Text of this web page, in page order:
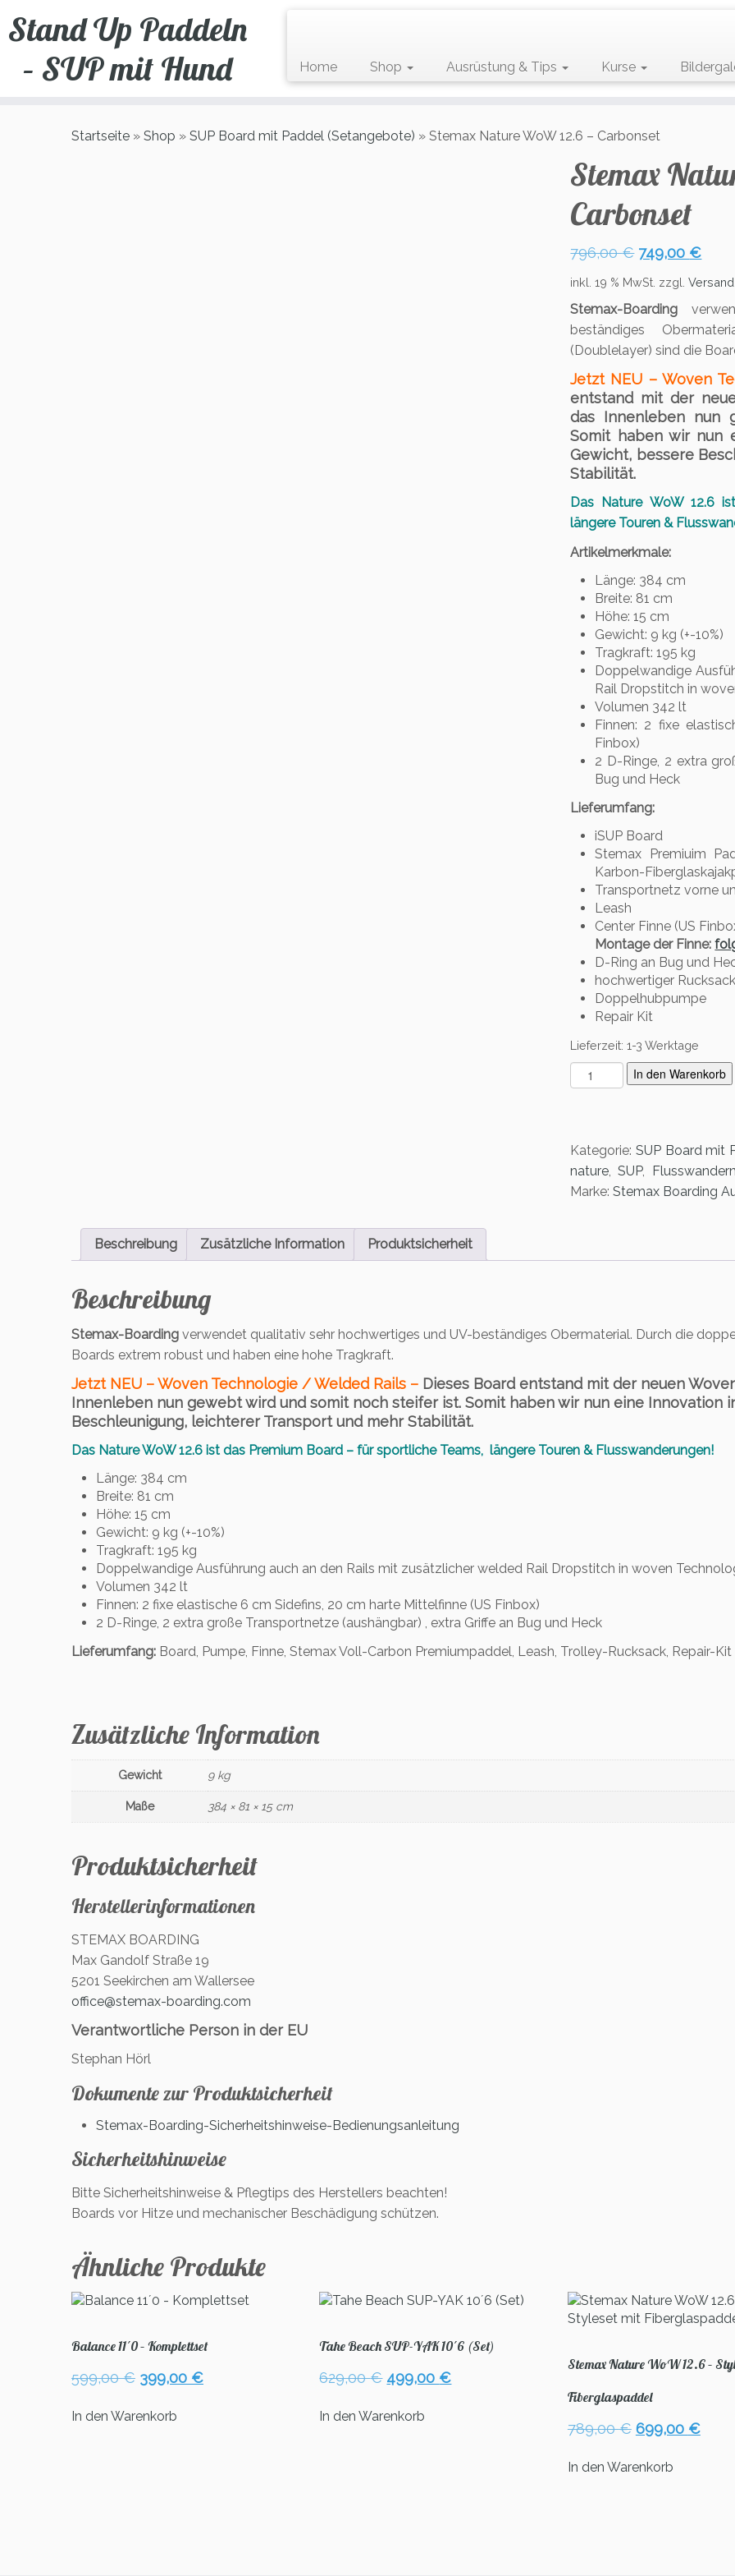
Inhalt
Stand Up Paddeln
– SUP mit Hund
Home Shop Ausrüstung & Tips Kurse
Startseite » Shop » SUP Board mit Paddel (Setangebote) » Stemax Nature WoW 12.6 – Carbonset
Stemax
Carbonset
796,00€
796,00 €
749,00 €
inkl. 19 % MwSt. zzgl.
Stemax-Boarding
beständiges
(Doublelayer) sind die
Jetzt NEU – Woven
entstand mit der
das Innenleben nun
Somit haben wir nun
Gewicht, bessere
Stabilität.
Das Nature WoW 12.6
längere Touren &
Artikelmerkmale:
Länge: 384 cm
Breite: 81 cm
Höhe: 15 cm
Gewicht: 9 kg (+-10%)
Tragkraft: 195 kg
Doppelwandige
Rail Dropstitch in
Volumen 342 lt
Finnen: 2 fixe
Finbox)
2 D-Ringe, 2 extra
Bug und Heck
Lieferumfang:
iSUP Board
Stemax Premiuim
Karbon-
Transportnetz vorne
Leash
Center Finne (US
Montage der Finne:
D-Ring an Bug und
hochwertiger
Doppelhubpumpe
Repair Kit
Lieferzeit:1-3 Werktage
t
a
N
a
1
6
-
r
M
g
e
In den Warenkorb
Kategorie:SUP Board mit
nature,SUP,
Marke:Stemax Boarding
Beschreibung Zusätzliche Information Produktsicherheit
Beschreibung
Stemax-Boarding verwendet qualitativ sehr hochwertiges und UV-beständiges Obermaterial. Durch die
Boards extrem robust und haben eine hohe Tragkraft.
Jetzt NEU – Woven Technologie / Welded Rails – Dieses Board entstand mit der neuen
Innenleben nun gewebt wird und somit noch steifer ist. Somit haben wir nun eine Innovation
Beschleunigung, leichterer Transport und mehr Stabilität.
Das Nature WoW 12.6 ist das Premium Board – für sportliche Teams, längere Touren & Flusswanderungen!
Länge: 384 cm
Breite: 81 cm
Höhe: 15 cm
Gewicht: 9 kg (+-10%)
Tragkraft: 195 kg
Doppelwandige Ausführung auch an den Rails mit zusätzlicher welded Rail Dropstitch in woven
Volumen 342 lt
Finnen: 2 fixe elastische 6 cm Sidefins, 20 cm harte Mittelfinne (US Finbox)
2 D-Ringe, 2 extra große Transportnetze (aushängbar) , extra Griffe an Bug und Heck
Lieferumfang: Board, Pumpe, Finne, Stemax Voll-Carbon Premiumpaddel, Leash, Trolley-Rucksack, Repair-Kit
Zusätzliche Information
Gewicht 9 kg
Maße 384 × 81 × 15 cm
Produktsicherheit
Herstellerinformationen
STEMAX BOARDING
Max Gandolf Straße 19
5201 Seekirchen am Wallersee
office@stemax-boarding.com
Verantwortliche Person in der EU
Stephan Hörl
Dokumente zur Produktsicherheit
Stemax-Boarding-Sicherheitshinweise-Bedienungsanleitung
Sicherheitshinweise
Bitte Sicherheitshinweise & Pflegtips des Herstellers beachten!
Boards vor Hitze und mechanischer Beschädigung schützen.
Ähnliche Produkte
Balance 11´0 – Komplettset
599,00€ Ursprünglicher
war:
399,00 €Aktueller
In den Warenkorb
Tahe Beach SUP-YAK 10´6 (Set)
629,00€ Ursprünglicher
war:
499,00 €Aktueller
In den Warenkorb
Stemax Nature WoW 12.6 –
Fiberglaspaddel
789,00€
war:
699,00 €
In den Warenkorb